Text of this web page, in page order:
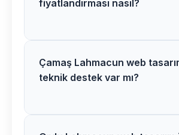
tasarım projelerimiz
fiyatlandırması nasıl?
Ordu bölgesinde Lahmacun
tasarım fiyatlarımız proje
Çamaş Lahmacun web
teknik destek var mı?